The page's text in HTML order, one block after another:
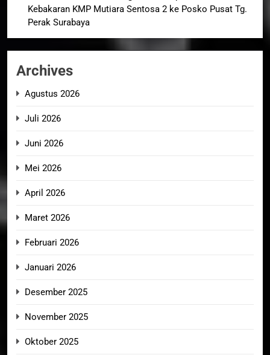
Kebakaran KMP Mutiara Sentosa 2 ke Posko Pusat Tg.
Perak Surabaya
Archives
Agustus 2026
Juli 2026
Juni 2026
Mei 2026
April 2026
Maret 2026
Februari 2026
Januari 2026
Desember 2025
November 2025
Oktober 2025